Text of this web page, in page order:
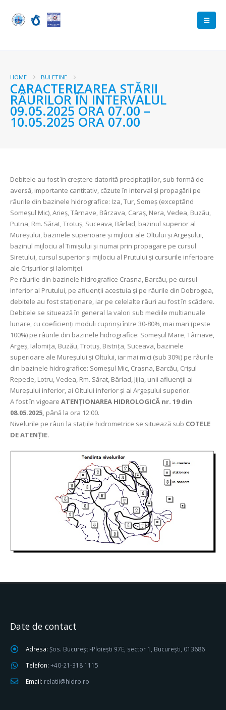
HOME BULETINE
CARACTERIZAREA STĂRII
RÂURILOR ÎN INTERVALUL
09.05.2025 ORA 07.00 –
10.05.2025 ORA 07.00
Debitele au fost în creștere datorită precipitațiilor, sub formă de
aversă, importante cantitativ, căzute în interval și propagării pe
râurile din bazinele hidrografice: Iza, Tur, Someș (exceptând
Someșul Mic), Arieș, Târnave, Bârzava, Caraș, Nera, Vedea, Buzău,
Putna, Rm. Sărat, Trotuș, Suceava, Bârlad, bazinul superior al
Mureșului, bazinele superioare și mijlocii ale Oltului și Argeșului,
bazinul mijlociu al Timișului și numai prin propagare pe cursul
Siretului, cursul superior și mijlociu al Prutului și cursurile inferioare
ale Crișurilor și Ialomiței.
Pe râurile din bazinele hidrografice Crasna, Barcău, pe cursul
inferior al Prutului, pe afluenții acestuia și pe râurile din Dobrogea,
debitele au fost staționare, iar pe celelalte râuri au fost în scădere.
Debitele se situează în general la valori sub mediile multianuale
lunare, cu coeficienți moduli cuprinși între 30-80%, mai mari (peste
100%) pe râurile din bazinele hidrografice: Someșul Mare, Târnave,
Argeș, Ialomița, Buzău, Trotuș, Bistrița, Suceava, bazinele
superioare ale Mureșului și Oltului, iar mai mici (sub 30%) pe râurile
din bazinele hidrografice: Someşul Mic, Crasna, Barcău, Crişul
Repede, Lotru, Vedea, Rm. Sărat, Bârlad, Jijia, unii afluenții ai
Mureşului inferior, ai Oltului inferior și ai Argeșului superior.
A fost în vigoare ATENȚIONAREA HIDROLOGICĂ nr. 19 din
08.05.2025, până la ora 12:00.
Nivelurile pe râuri la stațiile hidrometrice se situează sub COTELE
DE ATENȚIE.
Date de contact
Adresa: Șos. București-Ploiești 97E, sector 1, București, 013686
Telefon: +40-21-318 1115
Email: relatii@hidro.ro